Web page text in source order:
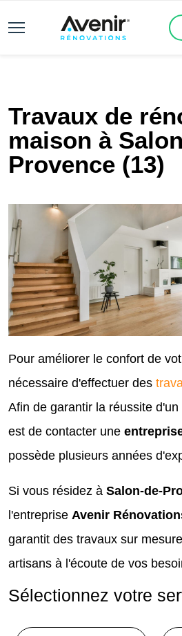
Travaux de
maison à
Provence (13)
Pour améliorer le confort de
nécessaire d'effectuer des
Afin de garantir la réussite
est de contacter une
possède plusieurs années
Si vous résidez à Salon-de-
l'entreprise Avenir
garantit des travaux sur
artisans à l'écoute de vos
Sélectionnez votre